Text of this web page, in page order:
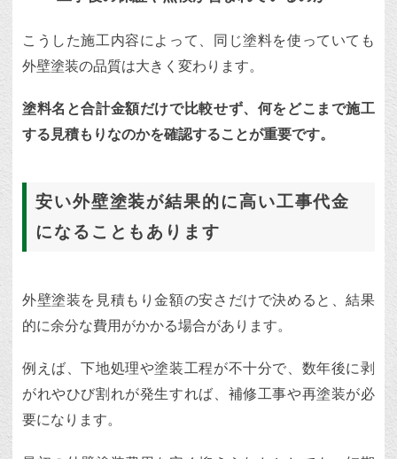
こうした施工内容によって、同じ塗料を使っていても
外壁塗装の品質は大きく変わります。
塗料名と合計金額だけで比較せず、何をどこまで施工
する見積もりなのかを確認することが重要です。
安い外壁塗装が結果的に高い工事代金
になることもあります
外壁塗装を見積もり金額の安さだけで決めると、結果
的に余分な費用がかかる場合があります。
例えば、下地処理や塗装工程が不十分で、数年後に剥
がれやひび割れが発生すれば、補修工事や再塗装が必
要になります。